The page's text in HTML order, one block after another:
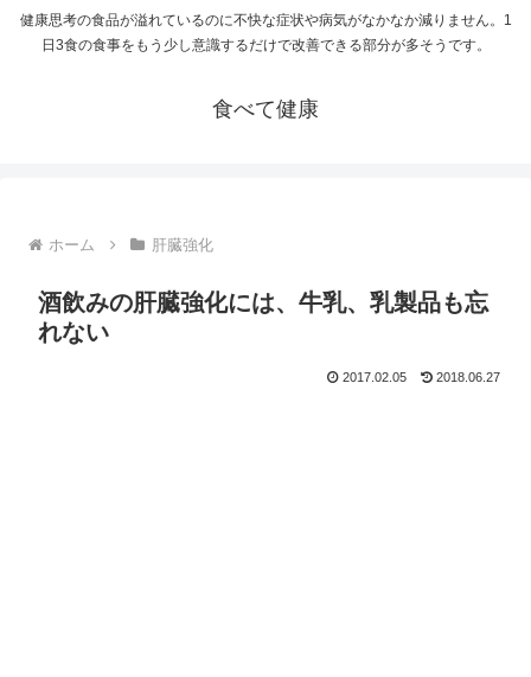
健康思考の食品が溢れているのに不快な症状や病気がなかなか減りません。1
日3食の食事をもう少し意識するだけで改善できる部分が多そうです。
食べて健康
ホーム 肝臓強化
酒飲みの肝臓強化には、牛乳、乳製品も忘
れない
2017.02.05 2018.06.27